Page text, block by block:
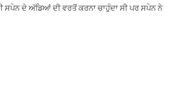
ਦੇ ਅੱਡਿਆਂ ਦੀ ਵਰਤੋਂ ਕਰਨਾ ਚਾਹੁੰਦਾ ਸੀ ਪਰ ਸਪੇਨ ਨੇ